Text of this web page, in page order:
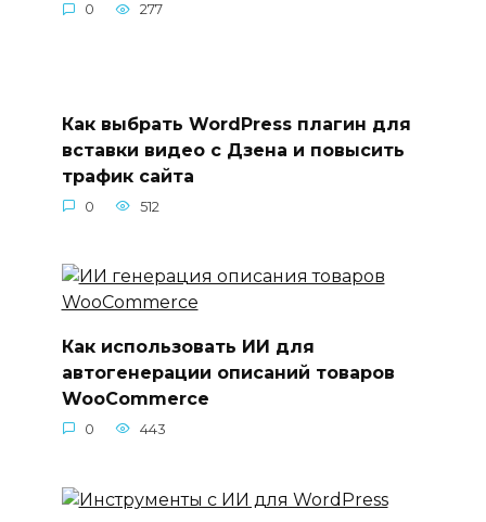
0 277
Как выбрать WordPress плагин для
вставки видео с Дзена и повысить
трафик сайта
0 512
Как использовать ИИ для
автогенерации описаний товаров
WooCommerce
0 443